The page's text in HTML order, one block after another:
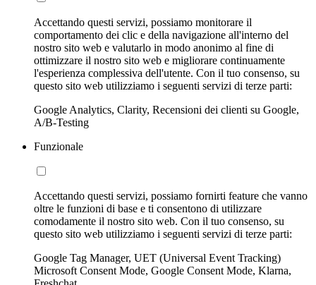
Accettando questi servizi, possiamo monitorare il
comportamento dei clic e della navigazione all'interno del
nostro sito web e valutarlo in modo anonimo al fine di
ottimizzare il nostro sito web e migliorare continuamente
l'esperienza complessiva dell'utente. Con il tuo consenso, su
questo sito web utilizziamo i seguenti servizi di terze parti:
Google Analytics, Clarity, Recensioni dei clienti su Google,
A/B-Testing
Funzionale
Accettando questi servizi, possiamo fornirti feature che vanno
oltre le funzioni di base e ti consentono di utilizzare
comodamente il nostro sito web. Con il tuo consenso, su
questo sito web utilizziamo i seguenti servizi di terze parti:
Google Tag Manager, UET (Universal Event Tracking)
Microsoft Consent Mode, Google Consent Mode, Klarna,